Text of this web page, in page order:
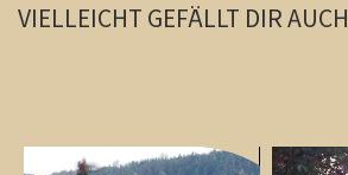
VIELLEICHT GEFÄLLT DIR AUCH